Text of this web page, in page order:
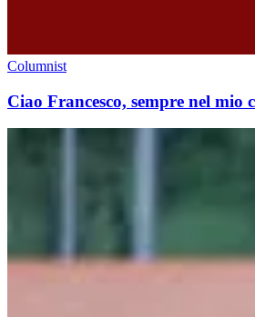
Columnist
Ciao Francesco, sempre nel mio